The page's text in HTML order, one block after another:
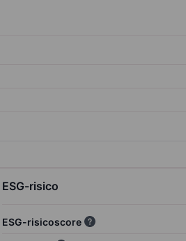
ESG-risico
ESG-risicoscore